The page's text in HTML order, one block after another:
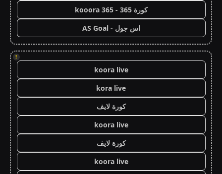
كورة 365 - kooora 365
اس جول - AS Goal
!
koora live
kora live
كورة لايف
koora live
كورة لايف
koora live